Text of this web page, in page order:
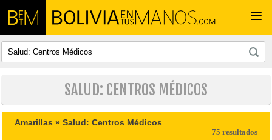
SALUD: CENTROS MÉDICOS
Amarillas »Salud: Centros Médicos
75 resultados